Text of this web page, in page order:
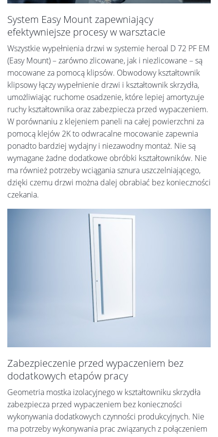
System Easy Mount zapewniający
efektywniejsze procesy w warsztacie
Wszystkie wypełnienia drzwi w systemie heroal D 72 PF EM
(Easy Mount) – zarówno zlicowane, jak i niezlicowane – są
mocowane za pomocą klipsów. Obwodowy kształtownik
klipsowy łączy wypełnienie drzwi i kształtownik skrzydła,
umożliwiając ruchome osadzenie, które lepiej amortyzuje
ruchy kształtownika oraz zabezpiecza przed wypaczeniem.
W porównaniu z klejeniem paneli na całej powierzchni za
pomocą klejów 2K to odwracalne mocowanie zapewnia
ponadto bardziej wydajny i niezawodny montaż. Nie są
wymagane żadne dodatkowe obróbki kształtowników. Nie
ma również potrzeby wciągania sznura uszczelniającego,
dzięki czemu drzwi można dalej obrabiać bez konieczności
czekania.
Zabezpieczenie przed wypaczeniem bez
dodatkowych etapów pracy
Geometria mostka izolacyjnego w kształtowniku skrzydła
zabezpiecza przed wypaczeniem bez konieczności
wykonywania dodatkowych czynności produkcyjnych. Nie
ma potrzeby wykonywania prac związanych z połączeniem